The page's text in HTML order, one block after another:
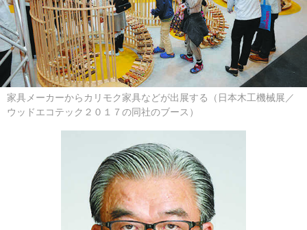
家具メーカーからカリモク家具などが出展する（日本木工機械展／
ウッドエコテック２０１７の同社のブース）